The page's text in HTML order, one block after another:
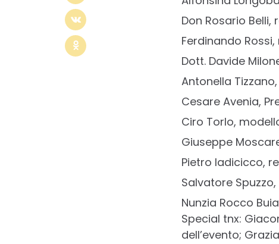
Don Rosario
Ferdinando
Dott. Davide
Antonella
Cesare Avenia,
Ciro Torlo,
Giuseppe
Pietro Iadicicco,
Salvatore
Nunzia Rocco
Special tnx:
dell’evento;